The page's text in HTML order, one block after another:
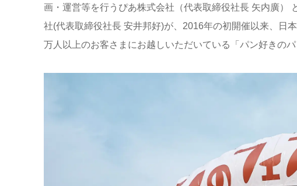
画・運営等を行うぴあ株式会社（代表取締役社長 矢内廣）
社(代表取締役社長 安井邦好)が、2016年の初開催以来、日
万人以上のお客さまにお越しいただいている「パン好きの